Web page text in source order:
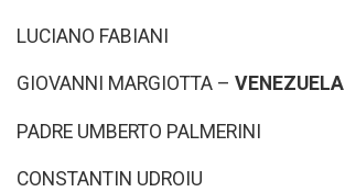
LUCIANO FABIANI
GIOVANNI MARGIOTTA – VENEZUELA
PADRE UMBERTO PALMERINI
CONSTANTIN UDROIU